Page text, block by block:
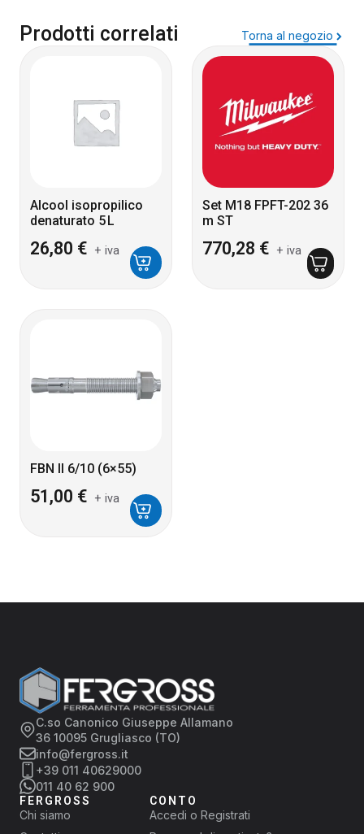
Prodotti correlati Torna al negozio
Alcool isopropilico
denaturato 5 L
26,80 € + iva
Set M18 FPFT-202 36
m ST
770,28 € + iva
FBN II 6/10 (6×55)
51,00 € + iva
C.so Canonico Giuseppe Allamano
36 10095 Grugliasco (TO)
info@fergross.it
+39 011 40629000
011 40 62 900
FERGROSS
Chi siamo
CONTO
Accedi o Registrati